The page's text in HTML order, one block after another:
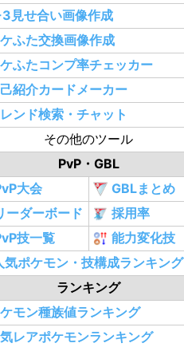
見せ合い画像作成
ふた交換画像作成
ふたコンプ率チェッカー
紹介カードメーカー
ンド検索・チャット
その他のツール
PvP・GBL
大会
GBLまとめ
ーダーボード
採用率
技一覧
能力変化技
気ポケモン・技構成ランキング
ランキング
モン種族値ランキング
レアポケモンランキング